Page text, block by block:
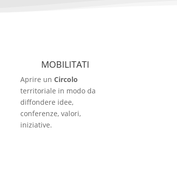
MOBILITATI
Aprire unCircolo
territoriale in modo da
diffondere idee,
conferenze, valori,
iniziative.